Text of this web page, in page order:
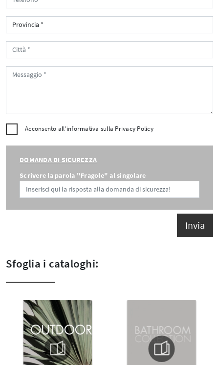
Acconsento all'informativa sulla Privacy Policy
DOMANDA DI SICUREZZA
Scrivere la parola "Fragole" al singolare
Invia
Sfoglia i cataloghi: